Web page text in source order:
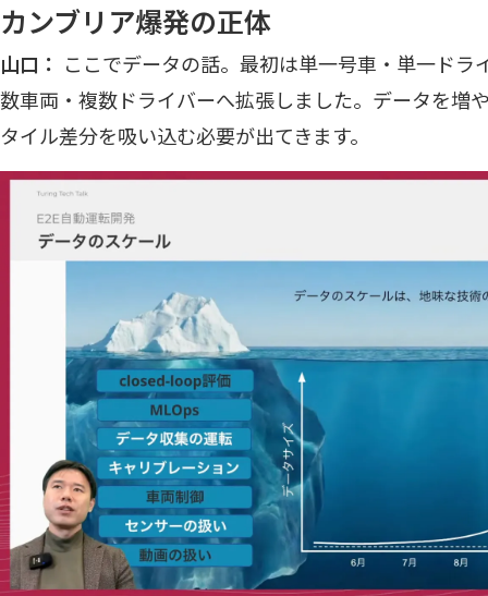
カンブリア爆発の正体
山口： ここでデータの話。最初は単一号車・単一ドラ
数車両・複数ドライバーへ拡張しました。データを増
タイル差分を吸い込む必要が出てきます。